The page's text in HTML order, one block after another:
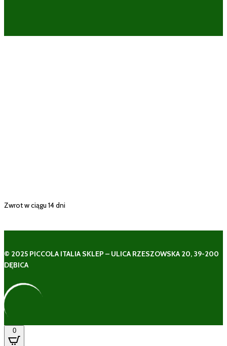
Zwrot w ciągu 14 dni
© 2025 PICCOLA ITALIA SKLEP – ULICA RZESZOWSKA 20, 39-200
DĘBICA
0